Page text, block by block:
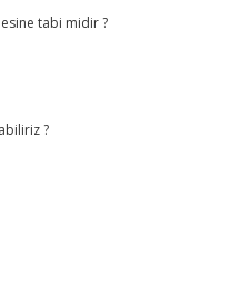
tabi midir ?
?